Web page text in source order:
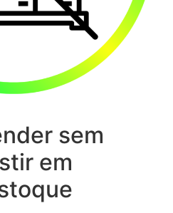
sem
em